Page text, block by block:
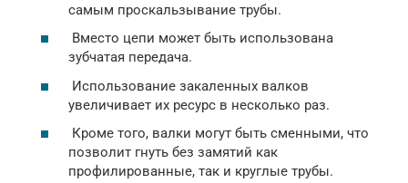
самым проскальзывание трубы.
Вместо цепи может быть использована
зубчатая передача.
Использование закаленных валков
увеличивает их ресурс в несколько раз.
Кроме того, валки могут быть сменными, что
позволит гнуть без замятий как
профилированные, так и круглые трубы.